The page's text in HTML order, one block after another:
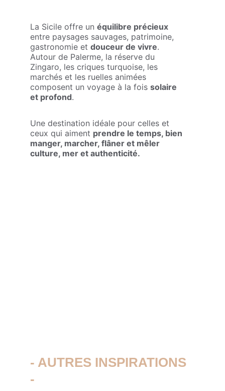
La Sicile offre un équilibre précieux
entre paysages sauvages, patrimoine,
gastronomie et douceur de vivre.
Autour de Palerme, la réserve du
Zingaro, les criques turquoise, les
marchés et les ruelles animées
composent un voyage à la fois solaire
et profond.
Une destination idéale pour celles et
ceux qui aiment prendre le temps, bien
manger, marcher, flâner et mêler
culture, mer et authenticité.
- AUTRES INSPIRATIONS
-